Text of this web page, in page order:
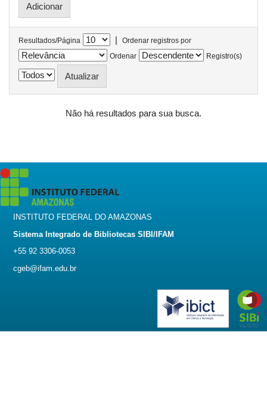
Resultados/Página |
Ordenar registros por
Ordenar
Registro(s)
Não há resultados para sua busca.
INSTITUTO FEDERAL DO AMAZONAS
Sistema Integrado de Bibliotecas SIBI/IFAM
+55 92 3306-0053
cgeb@ifam.edu.br